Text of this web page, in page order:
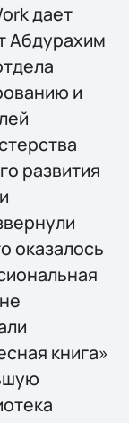
дает
Абдурахим
и
развития
оказалось
книга»